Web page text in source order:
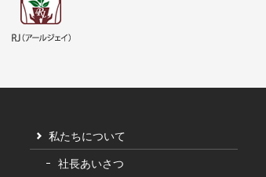
ォ
ム
私たちについて
社長あいさつ